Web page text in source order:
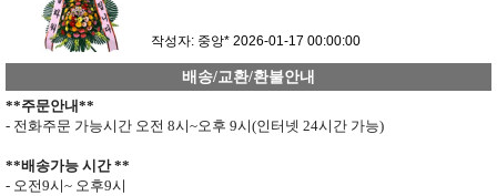
작성자: 중앙* 2026-01-17 00:00:00
배송/교환/환불안내
**주문안내**
- 전화주문 가능시간 오전 8시~오후 9시(인터넷 24시간 가능)
**배송가능 시간**
- 오전9시~ 오후9시